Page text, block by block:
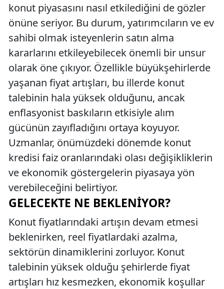
konut piyasasını nasıl etkilediğini de gözler
önüne seriyor. Bu durum, yatırımcıların ve ev
sahibi olmak isteyenlerin satın alma
kararlarını etkileyebilecek önemli bir unsur
olarak öne çıkıyor. Özellikle büyükşehirlerde
yaşanan fiyat artışları, bu illerde konut
talebinin hala yüksek olduğunu, ancak
enflasyonist baskıların etkisiyle alım
gücünün zayıfladığını ortaya koyuyor.
Uzmanlar, önümüzdeki dönemde konut
kredisi faiz oranlarındaki olası değişikliklerin
ve ekonomik göstergelerin piyasaya yön
verebileceğini belirtiyor.
GELECEKTE NE BEKLENIYOR?
Konut fiyatlarındaki artışın devam etmesi
beklenirken, reel fiyatlardaki azalma,
sektörün dinamiklerini zorluyor. Konut
talebinin yüksek olduğu şehirlerde fiyat
artışları hız kesmezken, ekonomik koşullar